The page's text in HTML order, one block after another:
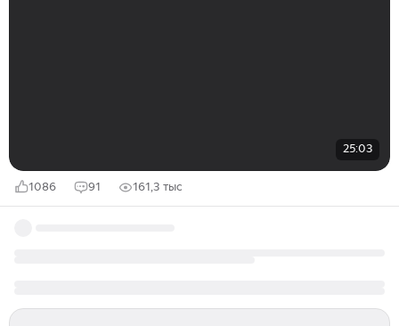
25:03
1086 91 161,3 тыс